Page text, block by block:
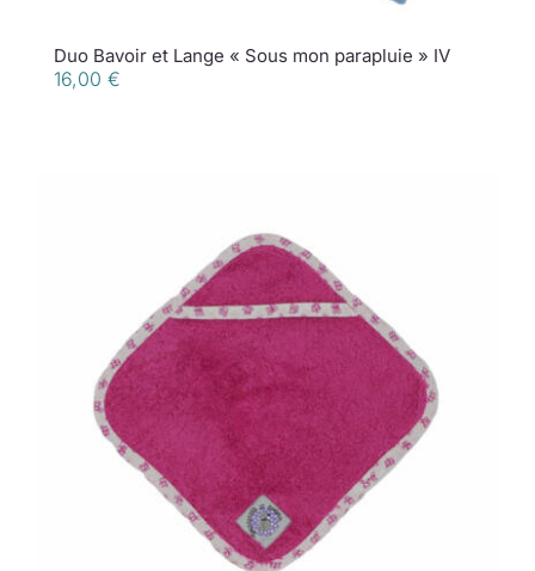
Duo Bavoir et Lange « Sous mon parapluie » IV
16,00 €